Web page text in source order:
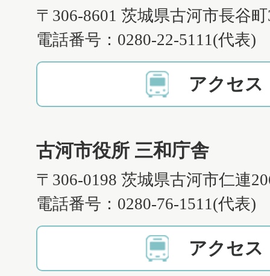
〒306-8601 茨城県古河市長谷
電話番号：0280-22-5111(代表)
アクセス
古河市役所 三和庁舎
〒306-0198 茨城県古河市仁連
電話番号：0280-76-1511(代表)
アクセス